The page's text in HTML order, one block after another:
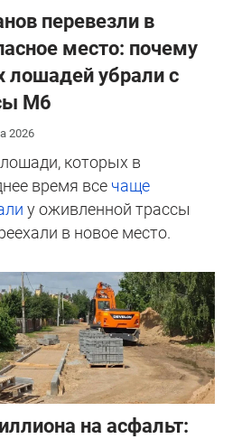
перевезли в
место: почему
лошадей убрали с
М6
2026
которых в
время все чаще
у оживленной трассы
в новое место.
на асфальт: